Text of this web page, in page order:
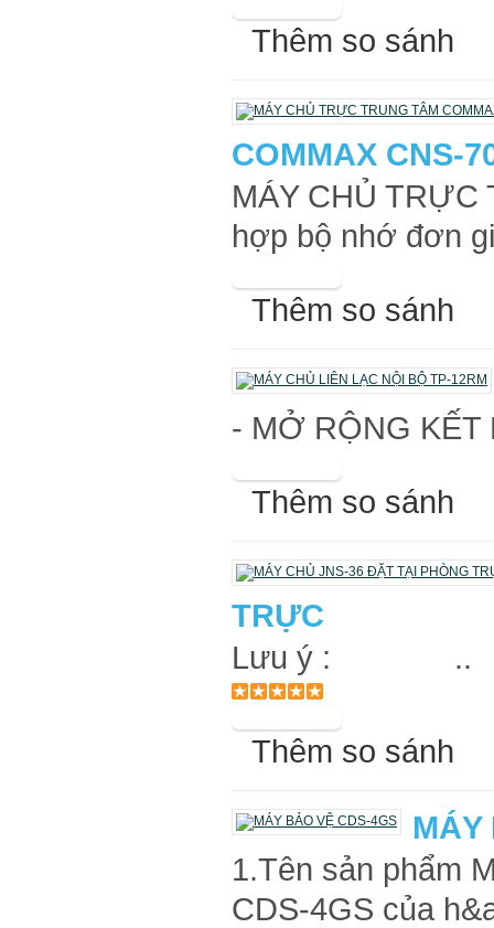
Thêm so sánh
COMMAX CNS-
MÁY CHỦ TRỰC
hợp bộ nhớ đơn
Thêm so sánh
- MỞ RỘNG KẾT
Thêm so sánh
TRỰC
Lưu ý : ..
Thêm so sánh
MÁY
1.Tên sản phẩm
CDS-4GS của